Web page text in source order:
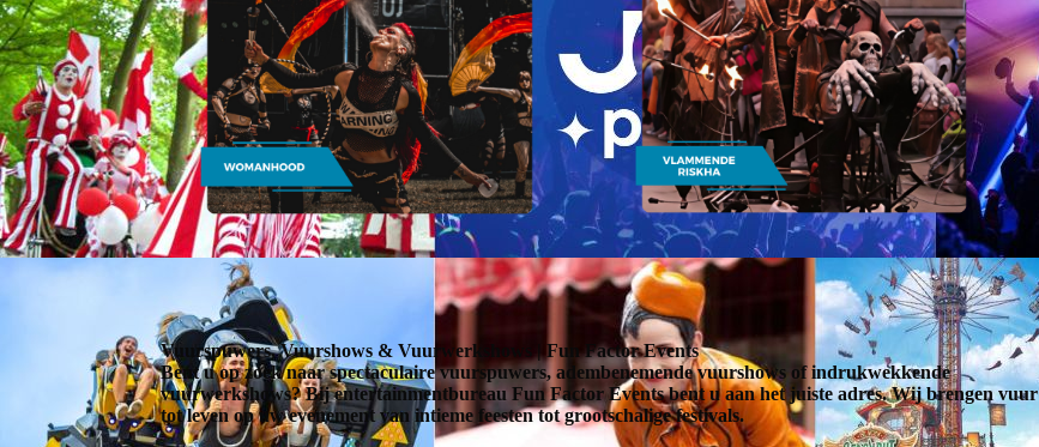
Vuurspuwers, Vuurshows & Vuurwerkshows | Fun Factor Events
Bent u op zoek naar spectaculaire vuurspuwers, adembenemende vuurshows of indrukwekkende
vuurwerkshows? Bij entertainmentbureau Fun Factor Events bent u aan het juiste adres. Wij brengen vuur
tot leven op uw evenement van intieme feesten tot grootschalige festivals.